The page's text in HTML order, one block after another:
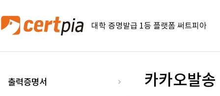
대학 증명발급 1등 플랫폼 써트피아
출력증명서 카카오발송